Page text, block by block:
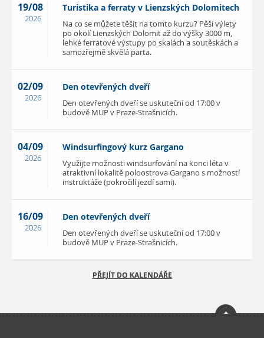
19/08
2026
Turistika a ferraty v Lienzských Dolomitech
Na co se můžete těšit na tomto kurzu? Pěší výlety
po okolí Lienzských Dolomit až do výšky 3000 m,
lehké ferratové výstupy po skalách a soutěskách a
samozřejmě skvělá parta.
02/09
2026
Den otevřených dveří
Den otevřených dveří se uskuteční od 17:00 v
budově MUP v Praze-Strašnicích.
04/09
2026
Windsurfingový kurz Gargano
Využijte možnosti windsurfování na konci léta v
atraktivní lokalitě poloostrova Gargano s možností
instruktáže (pokročilí jezdí sami).
16/09
2026
Den otevřených dveří
Den otevřených dveří se uskuteční od 17:00 v
budově MUP v Praze-Strašnicích.
PŘEJÍT DO KALENDÁŘE